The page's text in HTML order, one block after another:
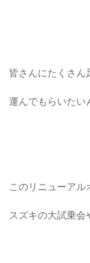
皆さんにたくさん
運んでもらいたい
このリニューアル
スズキの大試乗会